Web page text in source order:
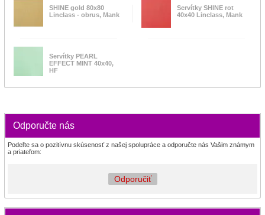
SHINE gold 80x80
Linclass - obrus, Mank
Servítky SHINE rot
40x40 Linclass, Mank
Servítky PEARL
EFFECT MINT 40x40,
HF
Odporučte nás
Podeľte sa o pozitívnu skúsenosť z našej spolupráce a odporučte nás Vašim známym
a priateľom:
Odporučiť